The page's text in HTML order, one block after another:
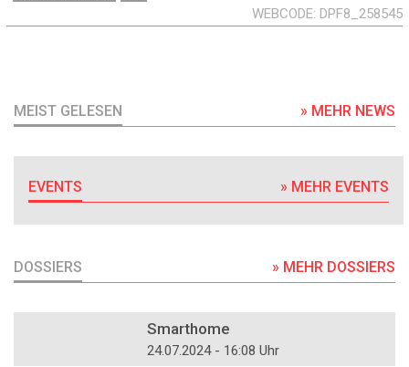
WEBCODE DPF8_258545
MEIST GELESEN » MEHR NEWS
EVENTS » MEHR EVENTS
DOSSIERS » MEHR DOSSIERS
Smarthome
24.07.2024 - 16:08 Uhr